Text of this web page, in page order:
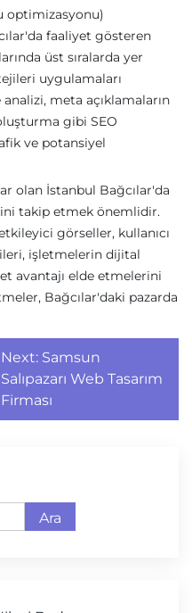
optimizasyonu)
faaliyet gösteren
üst sıralarda yer
uygulamaları
meta açıklamaların
gibi SEO
ve potansiyel
olan İstanbul Bağcılar'da
takip etmek önemlidir.
görseller, kullanıcı
işletmelerin dijital
avantajı elde etmelerini
Bağcılar'daki pazarda
Next: Samsun
Salıpazarı Web Tasarım
Firması
Ara